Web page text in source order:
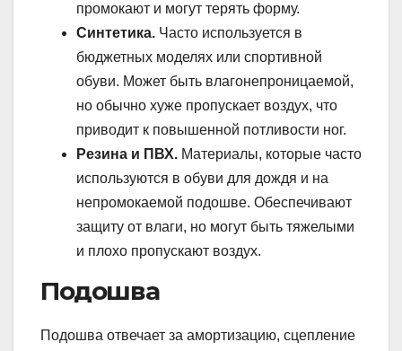
промокают и могут терять форму.
Синтетика. Часто используется в
бюджетных моделях или спортивной
обуви. Может быть влагонепроницаемой,
но обычно хуже пропускает воздух, что
приводит к повышенной потливости ног.
Резина и ПВХ. Материалы, которые часто
используются в обуви для дождя и на
непромокаемой подошве. Обеспечивают
защиту от влаги, но могут быть тяжелыми
и плохо пропускают воздух.
Подошва
Подошва отвечает за амортизацию, сцепление